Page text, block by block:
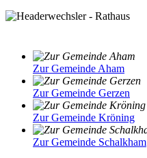
Zur Gemeinde Aham
Zur Gemeinde Gerzen
Zur Gemeinde Kröning
Zur Gemeinde Schalkham